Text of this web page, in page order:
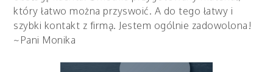
który łatwo można przyswoić. A do tego łatwy i
szybki kontakt z firmą. Jestem ogólnie zadowolona!
~Pani Monika